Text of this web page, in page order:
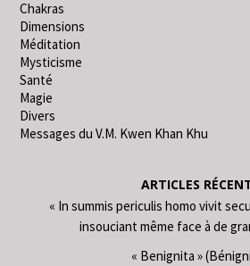
Chakras
Dimensions
Méditation
Mysticisme
Santé
Magie
Divers
Messages du V.M. Kwen Khan Khu
ARTICLES
« In summis periculis homo vivit
insouciant même face à de
« Benignita »